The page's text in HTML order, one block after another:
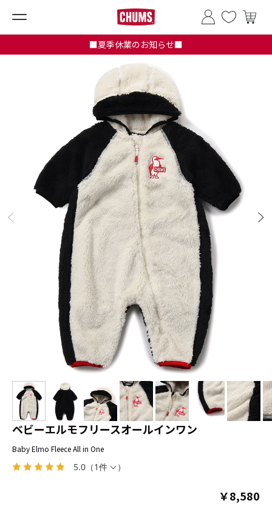
■夏季休業のお知らせ■
5.0 （1件 ）
ベビーエルモフリースオールインワン
Baby Elmo Fleece All in One
￥8,580